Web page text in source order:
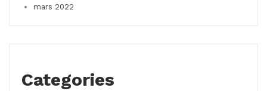
mars 2022
Categories